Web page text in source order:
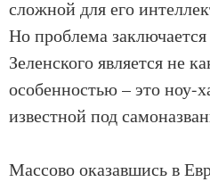
сложной для его
Но проблема
Зеленского является не
особенностью – это ноу-
известной под
Массово оказавшись в